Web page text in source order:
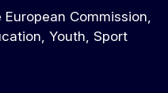
Commission,
Youth, Sport